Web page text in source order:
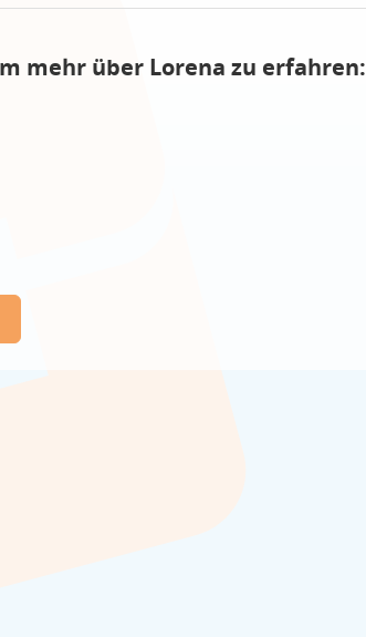
mehr über Lorena zu erfahren: